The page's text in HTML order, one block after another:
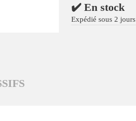
✔️ En stock
Expédié sous 2 jours